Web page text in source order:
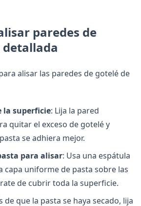
paredes de
detallada
alisar las paredes de gotelé de
la superficie: Lija la pared
quitar el exceso de gotelé y
se adhiera mejor.
para alisar: Usa una espátula
capa uniforme de pasta sobre las
de cubrir toda la superficie.
de que la pasta se haya secado, lija